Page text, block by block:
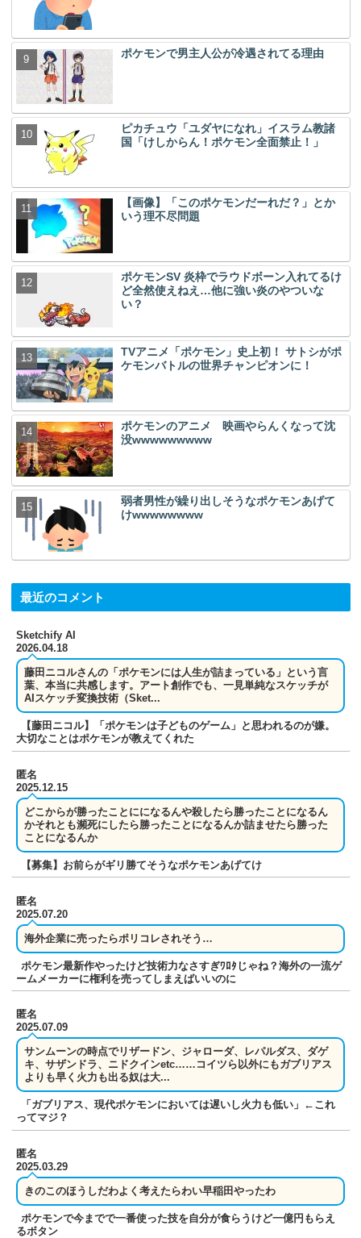
ポケモンで男主人公が冷遇されてる理由
ピカチュウ「ユダヤになれ」イスラム教諸
国「けしからん！ポケモン全面禁止！」
【画像】「このポケモンだーれだ？」とか
いう理不尽問題
ポケモンSV 炎枠でラウドボーン入れてるけ
ど全然使えねえ…他に強い炎のやついな
い？
TVアニメ「ポケモン」史上初！ サトシがポ
ケモンバトルの世界チャンピオンに！
ポケモンのアニメ 映画やらんくなって沈
没wwwwwwwww
弱者男性が繰り出しそうなポケモンあげて
けwwwwwwww
最近のコメント
Sketchify AI
2026.04.18
藤田ニコルさんの「ポケモンには人生が詰まっている」という言
葉、本当に共感します。アート創作でも、一見単純なスケッチが
AIスケッチ変換技術（Sket...
【藤田ニコル】「ポケモンは子どものゲーム」と思われるのが嫌。
大切なことはポケモンが教えてくれた
匿名
2025.12.15
どこからが勝ったことにになるんや殺したら勝ったことになるん
かそれとも瀕死にしたら勝ったことになるんか詰ませたら勝った
ことになるんか
【募集】お前らがギリ勝てそうなポケモンあげてけ
匿名
2025.07.20
海外企業に売ったらポリコレされそう…
ポケモン最新作やったけど技術力なさすぎﾜﾛﾀじゃね？海外の一流ゲ
ームメーカーに権利を売ってしまえばいいのに
匿名
2025.07.09
サンムーンの時点でリザードン、ジャローダ、レパルダス、ダゲ
キ、サザンドラ、ニドクインetc……コイツら以外にもガブリアス
よりも早く火力も出る奴は大...
「ガブリアス、現代ポケモンにおいては遅いし火力も低い」←これ
ってマジ？
匿名
2025.03.29
きのこのほうしだわよく考えたらわい早稲田やったわ
ポケモンで今までで一番使った技を自分が食らうけど一億円もらえ
るボタン